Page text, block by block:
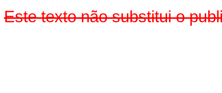
Este texto não substitui o